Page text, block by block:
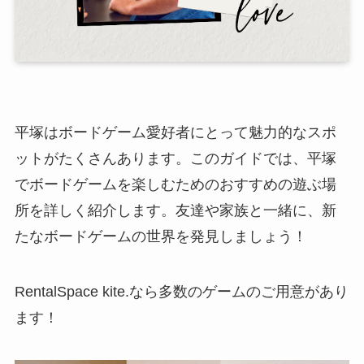
平塚はボードゲーム愛好者にとって魅力的なスポ
ットがたくさんあります。このガイドでは、平塚
でボードゲームを楽しむためのおすすめの遊ぶ場
所を詳しく紹介します。友達や家族と一緒に、新
たなボードゲームの世界を発見しましょう！
RentalSpace kite.なら多数のゲームのご用意があり
ます！